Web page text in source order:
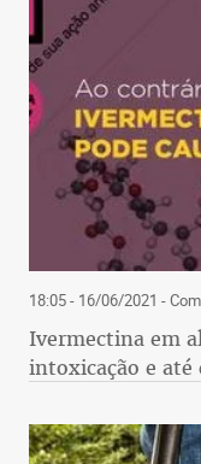
18:05 - 16/06/2021 -
Ivermectina em
intoxicação e até